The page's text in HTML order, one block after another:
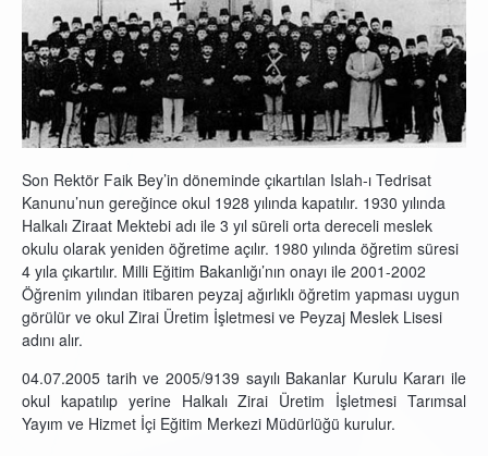
Son Rektör Faik Bey’in döneminde çıkartılan Islah-ı Tedrisat
Kanunu’nun gereğince okul 1928 yılında kapatılır. 1930 yılında
Halkalı Ziraat Mektebi adı ile 3 yıl süreli orta dereceli meslek
okulu olarak yeniden öğretime açılır. 1980 yılında öğretim süresi
4 yıla çıkartılır. Milli Eğitim Bakanlığı’nın onayı ile 2001-2002
Öğrenim yılından itibaren peyzaj ağırlıklı öğretim yapması uygun
görülür ve okul Zirai Üretim İşletmesi ve Peyzaj Meslek Lisesi
adını alır.
04.07.2005 tarih ve 2005/9139 sayılı Bakanlar Kurulu Kararı ile
okul kapatılıp yerine Halkalı Zirai Üretim İşletmesi Tarımsal
Yayım ve Hizmet İçi Eğitim Merkezi Müdürlüğü kurulur.